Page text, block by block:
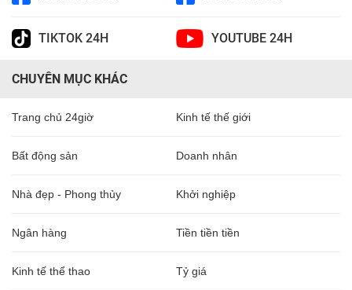
TIKTOK 24H YOUTUBE 24H
CHUYÊN MỤC KHÁC
Trang chủ 24giờ Kinh tế thế giới
Bất động sản Doanh nhân
Nhà đẹp - Phong thủy Khởi nghiệp
Ngân hàng Tiền tiền tiền
Kinh tế thể thao Tỷ giá